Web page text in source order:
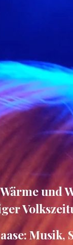
und
Musik,